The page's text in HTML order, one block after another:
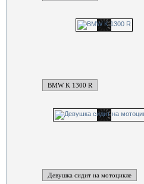
BMW K 1300 R
Девушка сидит на мотоцикле